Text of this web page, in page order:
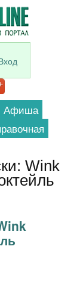
Афиша
Wink